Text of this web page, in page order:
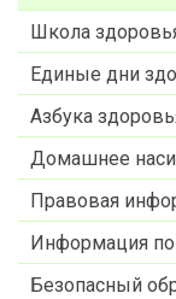
Школа
Единые дни
Азбука
Домашнее
Правовая
Информация по
Безопасный